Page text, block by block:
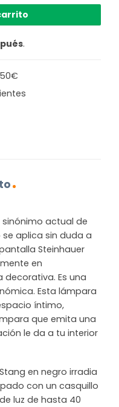
.
actual de
aplica sin duda a
Steinhauer
en
Es una
Esta lámpara
íntimo,
que emita una
le da a tu interior
en negro irradia
con un casquillo
luz de hasta 40